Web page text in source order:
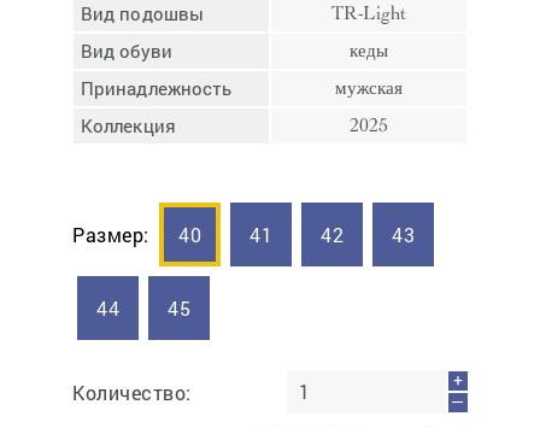
Вид подошвы TR-Light
Вид обуви кеды
Принадлежность мужская
Коллекция 2025
Размер: 40 41 42 43
44 45
Количество:
+
—